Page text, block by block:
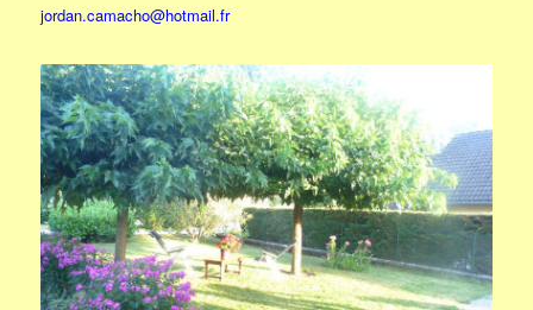
jordan.camacho@hotmail.fr